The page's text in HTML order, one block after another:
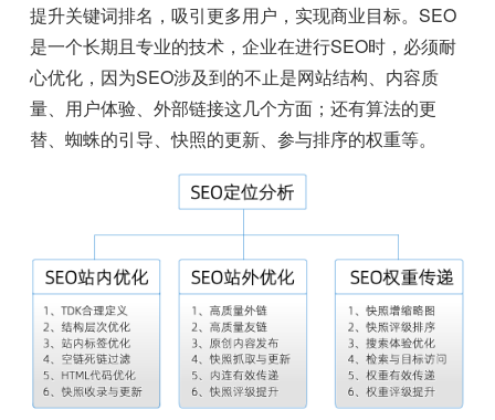
提升关键词排名，吸引更多用户，实现商业目标。SEO
是一个长期且专业的技术，企业在进行SEO时，必须耐
心优化，因为SEO涉及到的不止是网站结构、内容质
量、用户体验、外部链接这几个方面；还有算法的更
替、蜘蛛的引导、快照的更新、参与排序的权重等。